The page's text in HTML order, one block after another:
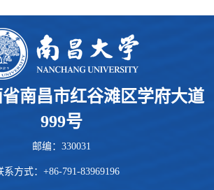
南昌市红谷滩区学府大道
999号
邮编：330031
系方式：+86-791-83969196